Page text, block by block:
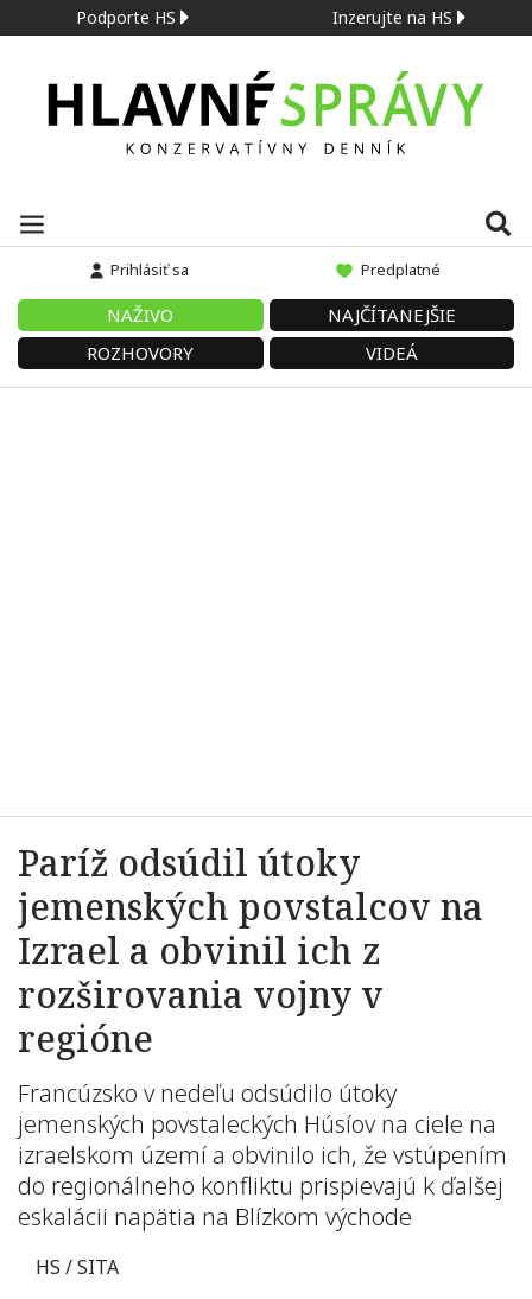
Podporte HS Inzerujte na HS
Prihlásiť sa Predplatné
NAŽIVO
NAJČÍTANEJŠIE
ROZHOVORY
VIDEÁ
Paríž odsúdil útoky
jemenských povstalcov na
Izrael a obvinil ich z
rozširovania vojny v
regióne
Francúzsko v nedeľu odsúdilo útoky
jemenských povstaleckých Húsíov na ciele na
izraelskom území a obvinilo ich, že vstúpením
do regionálneho konfliktu prispievajú k ďalšej
eskalácii napätia na Blízkom východe
HS / SITA